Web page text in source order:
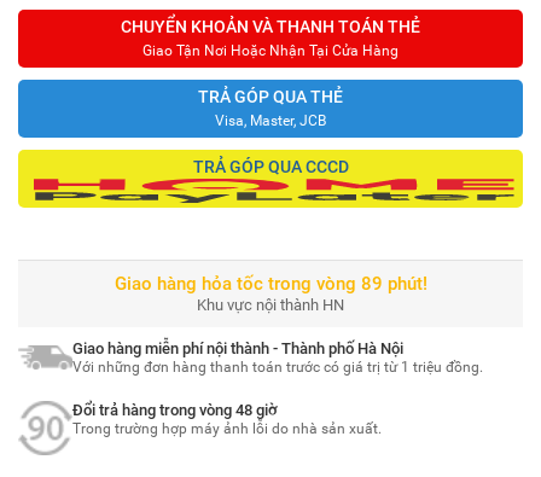
CHUYỂN KHOẢN VÀ THANH TOÁN THẺ
Giao Tận Nơi Hoặc Nhận Tại Cửa Hàng
TRẢ GÓP QUA THẺ
Visa, Master, JCB
TRẢ GÓP QUA CCCD
Giao hàng hỏa tốc trong vòng 89 phút!
Khu vực nội thành HN
Giao hàng miễn phí nội thành - Thành phố Hà Nội
Với những đơn hàng thanh toán trước có giá trị từ 1 triệu đồng.
Đổi trả hàng trong vòng 48 giờ
Trong trường hợp máy ảnh lỗi do nhà sản xuất.